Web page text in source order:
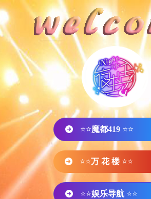
⭐⭐魔都419 ⭐⭐
⭐⭐万 花 楼 ⭐⭐
⭐⭐娱乐导航 ⭐⭐